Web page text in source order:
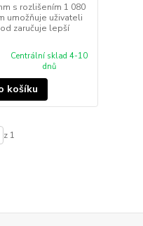
s rozlišením 1 080
umožňuje uživateli
zaručuje lepší
Centrální sklad 4-10
dnů
košíku
z 1